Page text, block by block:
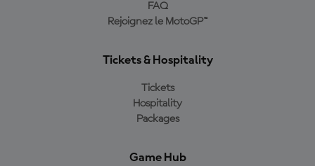
FAQ
Rejoignez le MotoGP™
Tickets & Hospitality
Tickets
Hospitality
Packages
Game Hub